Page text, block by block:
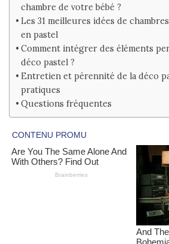
chambre de votre bébé ?
Les 31 meilleures idées de
en pastel
Comment intégrer des éléments
déco pastel ?
Entretien et pérennité de la déco
pratiques
Questions fréquentes